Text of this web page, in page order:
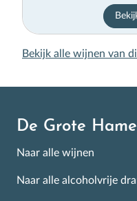
Bekijk alle wijnen van
De Grote
Naar alle wijnen
Naar alle alcoholvrije